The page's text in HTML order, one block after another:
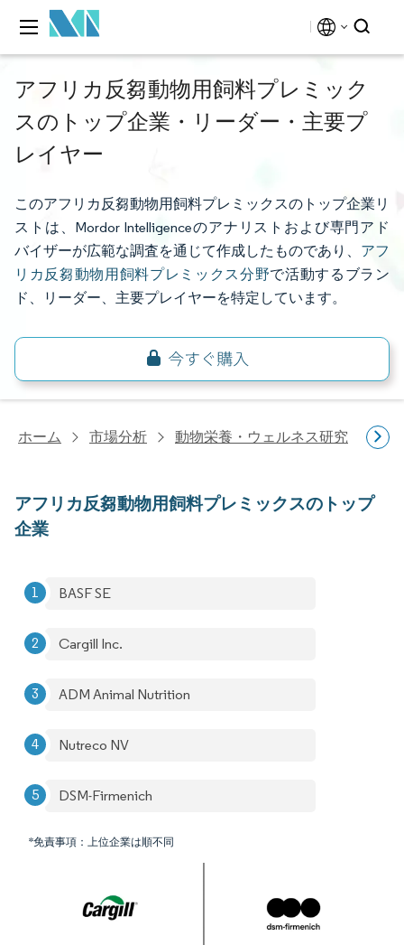
アフリカ反芻動物用飼料プレミック
スのトップ企業・リーダー・主要プ
レイヤー
このアフリカ反芻動物用飼料プレミックスのトップ企業リ
ストは、Mordor Intelligenceのアナリストおよび専門アド
バイザーが広範な調査を通じて作成したものであり、 アフ
リカ反芻動物用飼料プレミックス分野で活動するブラン
ド、リーダー、主要プレイヤーを特定しています。
ホーム 市場分析 動物栄養・ウェルネス研究 飼
アフリカ反芻動物用飼料プレミックスのトップ
企業
BASF SE
Cargill Inc.
ADM Animal Nutrition
Nutreco NV
DSM-Firmenich
*免責事項：上位企業は順不同